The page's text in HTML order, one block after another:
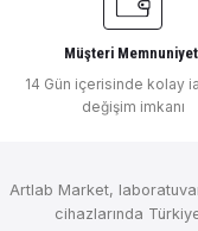
Müşteri
14 Gün içerisinde kolay
değişim imkanı
Artlab Market,
cihazlarında